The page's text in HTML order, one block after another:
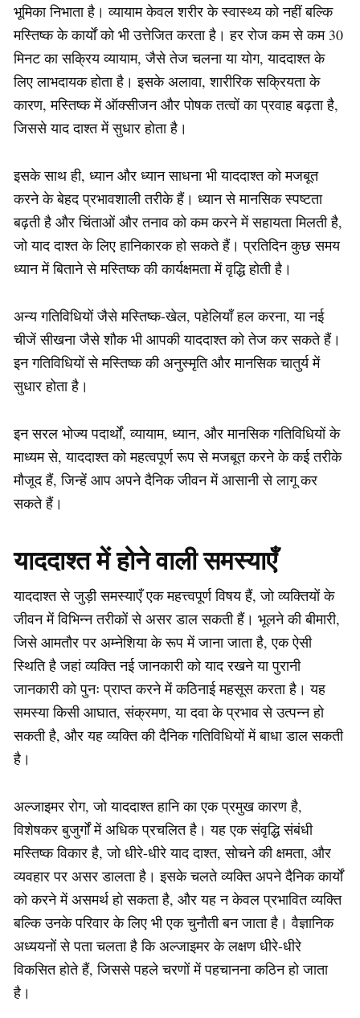
भूमिका निभाता है। व्यायाम केवल शरीर के स्वास्थ्य को नहीं बल्कि
मस्तिष्क के कार्यों को भी उत्तेजित करता है। हर रोज कम से कम 30
मिनट का सक्रिय व्यायाम, जैसे तेज चलना या योग, याददाश्त के
लिए लाभदायक होता है। इसके अलावा, शारीरिक सक्रियता के
कारण, मस्तिष्क में ऑक्सीजन और पोषक तत्वों का प्रवाह बढ़ता है,
जिससे याद दाश्त में सुधार होता है।
इसके साथ ही, ध्यान और ध्यान साधना भी याददाश्त को मजबूत
करने के बेहद प्रभावशाली तरीके हैं। ध्यान से मानसिक स्पष्टता
बढ़ती है और चिंताओं और तनाव को कम करने में सहायता मिलती है,
जो याद दाश्त के लिए हानिकारक हो सकते हैं। प्रतिदिन कुछ समय
ध्यान में बिताने से मस्तिष्क की कार्यक्षमता में वृद्धि होती है।
अन्य गतिविधियों जैसे मस्तिष्क-खेल, पहेलियाँ हल करना, या नई
चीजें सीखना जैसे शौक भी आपकी याददाश्त को तेज कर सकते हैं।
इन गतिविधियों से मस्तिष्क की अनुस्मृति और मानसिक चातुर्य में
सुधार होता है।
इन सरल भोज्य पदार्थों, व्यायाम, ध्यान, और मानसिक गतिविधियों के
माध्यम से, याददाश्त को महत्वपूर्ण रूप से मजबूत करने के कई तरीके
मौजूद हैं, जिन्हें आप अपने दैनिक जीवन में आसानी से लागू कर
सकते हैं।
याददाश्त में होने वाली समस्याएँ
याददाश्त से जुड़ी समस्याएँ एक महत्त्वपूर्ण विषय हैं, जो व्यक्तियों के
जीवन में विभिन्न तरीकों से असर डाल सकती हैं। भूलने की बीमारी,
जिसे आमतौर पर अम्नेशिया के रूप में जाना जाता है, एक ऐसी
स्थिति है जहां व्यक्ति नई जानकारी को याद रखने या पुरानी
जानकारी को पुनः प्राप्त करने में कठिनाई महसूस करता है। यह
समस्या किसी आघात, संक्रमण, या दवा के प्रभाव से उत्पन्न हो
सकती है, और यह व्यक्ति की दैनिक गतिविधियों में बाधा डाल सकती
है।
अल्जाइमर रोग, जो याददाश्त हानि का एक प्रमुख कारण है,
विशेषकर बुजुर्गों में अधिक प्रचलित है। यह एक संवृद्धि संबंधी
मस्तिष्क विकार है, जो धीरे-धीरे याद दाश्त, सोचने की क्षमता, और
व्यवहार पर असर डालता है। इसके चलते व्यक्ति अपने दैनिक कार्यों
को करने में असमर्थ हो सकता है, और यह न केवल प्रभावित व्यक्ति
बल्कि उनके परिवार के लिए भी एक चुनौती बन जाता है। वैज्ञानिक
अध्ययनों से पता चलता है कि अल्जाइमर के लक्षण धीरे-धीरे
विकसित होते हैं, जिससे पहले चरणों में पहचानना कठिन हो जाता
है।